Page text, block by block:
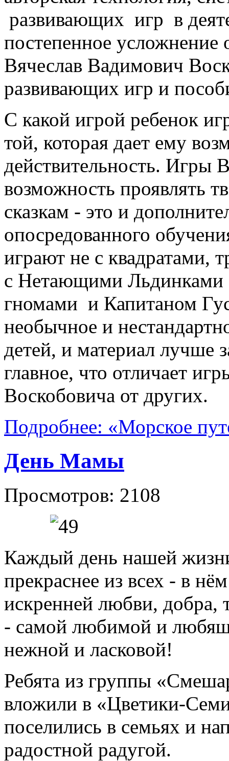
развивающих игр в
постепенное усложнение
Вячеслав Вадимович
развивающих игр и
С какой игрой ребенок
той, которая дает ему
действительность. Игры
возможность проявлять
сказкам - это и
опосредованного
играют не с квадратами,
с Нетающими
гномами и Капитаном
необычное и
детей, и материал лучше
главное, что отличает
Воскобовича от других.
Подробнее: «Морское
День Мамы
Просмотров: 2108
Каждый день нашей
прекраснее из всех - в
искренней любви,
- самой любимой и
нежной и ласковой!
Ребята из группы
вложили в «Цветики-
поселились в семьях и
радостной радугой.